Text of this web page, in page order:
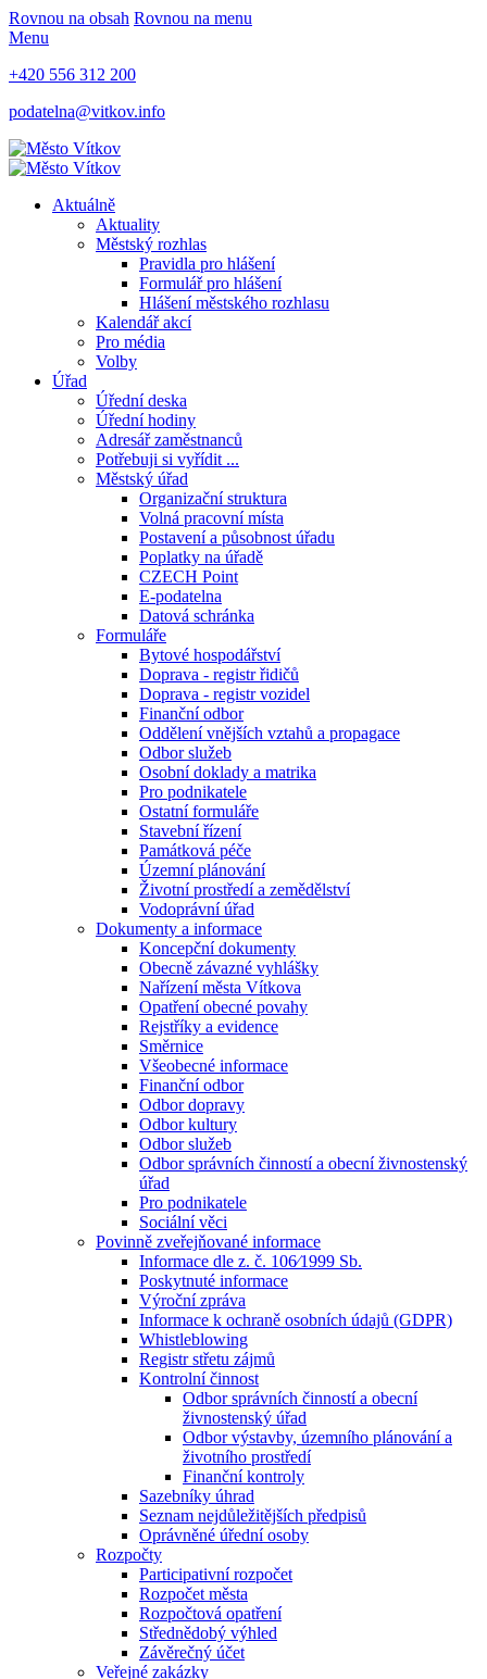
Rovnou na obsah Rovnou na menu
Menu
+420 556 312 200
podatelna@vitkov.info
Aktuálně
Aktuality
Městský rozhlas
Pravidla pro hlášení
Formulář pro hlášení
Hlášení městského rozhlasu
Kalendář akcí
Pro média
Volby
Úřad
Úřední deska
Úřední hodiny
Adresář zaměstnanců
Potřebuji si vyřídit ...
Městský úřad
Organizační struktura
Volná pracovní místa
Postavení a působnost úřadu
Poplatky na úřadě
CZECH Point
E-podatelna
Datová schránka
Formuláře
Bytové hospodářství
Doprava - registr řidičů
Doprava - registr vozidel
Finanční odbor
Oddělení vnějších vztahů a propagace
Odbor služeb
Osobní doklady a matrika
Pro podnikatele
Ostatní formuláře
Stavební řízení
Památková péče
Územní plánování
Životní prostředí a zemědělství
Vodoprávní úřad
Dokumenty a informace
Koncepční dokumenty
Obecně závazné vyhlášky
Nařízení města Vítkova
Opatření obecné povahy
Rejstříky a evidence
Směrnice
Všeobecné informace
Finanční odbor
Odbor dopravy
Odbor kultury
Odbor služeb
Odbor správních činností a obecní živnostenský
úřad
Pro podnikatele
Sociální věci
Povinně zveřejňované informace
Informace dle z. č. 106⁄1999 Sb.
Poskytnuté informace
Výroční zpráva
Informace k ochraně osobních údajů (GDPR)
Whistleblowing
Registr střetu zájmů
Kontrolní činnost
Odbor správních činností a obecní
živnostenský úřad
Odbor výstavby, územního plánování a
životního prostředí
Finanční kontroly
Sazebníky úhrad
Seznam nejdůležitějších předpisů
Oprávněné úřední osoby
Rozpočty
Participativní rozpočet
Rozpočet města
Rozpočtová opatření
Střednědobý výhled
Závěrečný účet
Veřejné zakázky